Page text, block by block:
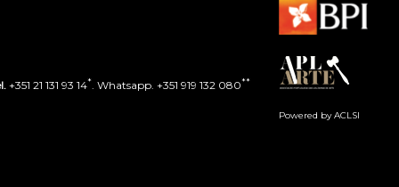
+351 21 131 93 14* . Whatsapp. +351 919 132 080**
Powered by ACLSI